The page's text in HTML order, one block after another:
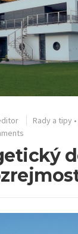
Rady a tipy •